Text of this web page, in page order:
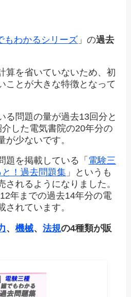
もわかるシリーズ 」の過去
算を省いていないため、初
ことが大きな特徴となって
る問題の量が過去13回分と
した電気書院の20年分の
が少ないです。
題を掲載している「 電験三
！過去問題集 」というも
されるようになりました。
年までの過去14年分の電
されています。
、機械、法規の4種類が販